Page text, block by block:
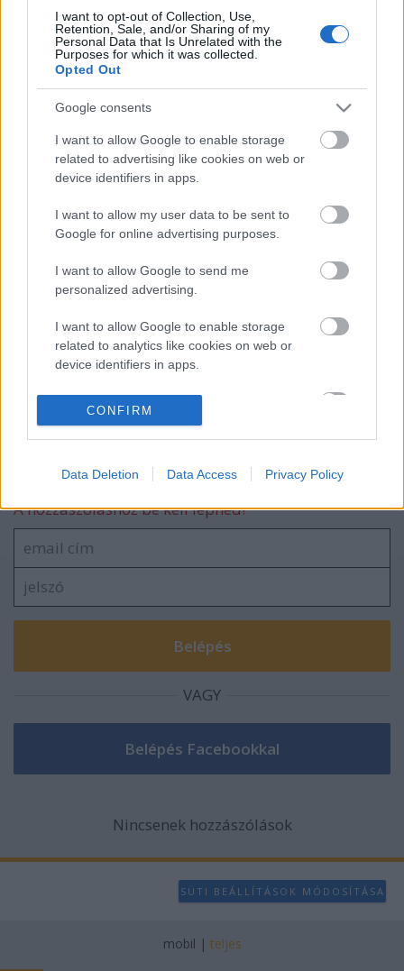
I want to opt-out of Collection, Use,
Retention, Sale, and/or Sharing of my
Personal Data that Is Unrelated with the
Purposes for which it was collected.
Opted Out
Google consents
I want to allow Google to enable storage
related to advertising like cookies on web or
device identifiers in apps.
I want to allow my user data to be sent to
Google for online advertising purposes.
I want to allow Google to send me
personalized advertising.
I want to allow Google to enable storage
related to analytics like cookies on web or
device identifiers in apps.
I want to allow Google to enable storage
related to functionality of the website or app.
related to personalization.
I want to allow Google to enable storage
related to security, including authentication
functionality and fraud prevention, and other
user protection.
CONFIRM
Data Deletion Data Access Privacy Policy
interaktív kiadványokkal
Szórakoztató nyári tevékenységek
gyerekeknek - Tippek, receptek,
Könyvvadászatra fel! - Ismét itt a Móra
raktárvásár
A kreatív naplóírástól a játékos konyhai
kísérletekig - A Móra Kiadó programjai a
97. Ünnepi Könyvhétre
Szólj hozzá!
A hozzászóláshoz be kell lépned!
VAGY
Nincsenek hozzászólások
SÜTI BEÁLLÍTÁSOK MÓDOSÍTÁSA
mobil | teljes